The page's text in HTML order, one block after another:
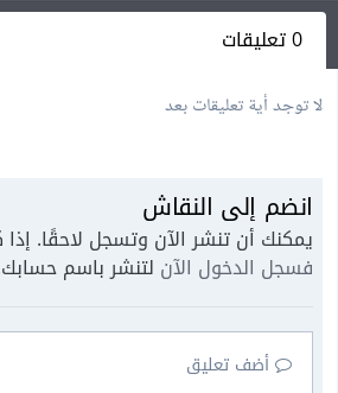
0 تعليقات
لا توجد أية تعليقات بعد
انضم إلى النقاش
يمكنك أن تنشر الآن وتسجل لاحقًا.
فسجل الدخول الآن لتنشر باسم
أضف تعليق